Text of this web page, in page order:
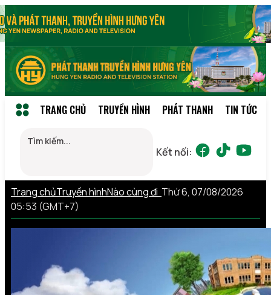
TRANG CHỦ TRUYỀN HÌNH PHÁT THANH TIN TỨC
Kết nối:
Trang chủTruyền hìnhNào cùng đi Thứ 6, 07/08/2026
05:53 (GMT+7)